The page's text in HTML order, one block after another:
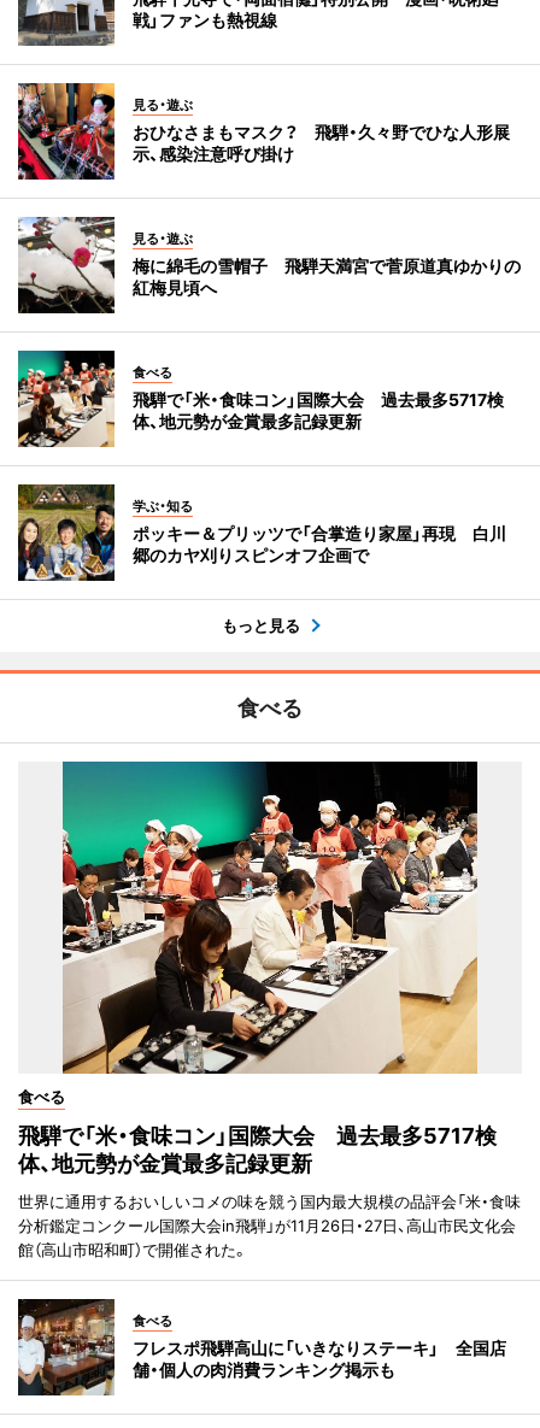
戦」ファンも熱視線
見る・遊ぶ
おひなさまもマスク？ 飛騨・久々野でひな人形展
示、感染注意呼び掛け
見る・遊ぶ
梅に綿毛の雪帽子 飛騨天満宮で菅原道真ゆかりの
紅梅見頃へ
食べる
飛騨で「米・食味コン」国際大会 過去最多5717検
体、地元勢が金賞最多記録更新
学ぶ・知る
ポッキー＆プリッツで「合掌造り家屋」再現 白川
郷のカヤ刈りスピンオフ企画で
もっと見る
食べる
食べる
飛騨で「米・食味コン」国際大会 過去最多5717検
体、地元勢が金賞最多記録更新
世界に通用するおいしいコメの味を競う国内最大規模の品評会「米・食味
分析鑑定コンクール国際大会in飛騨」が11月26日・27日、高山市民文化会
館（高山市昭和町）で開催された。
食べる
フレスポ飛騨高山に「いきなりステーキ」 全国店
舗・個人の肉消費ランキング掲示も